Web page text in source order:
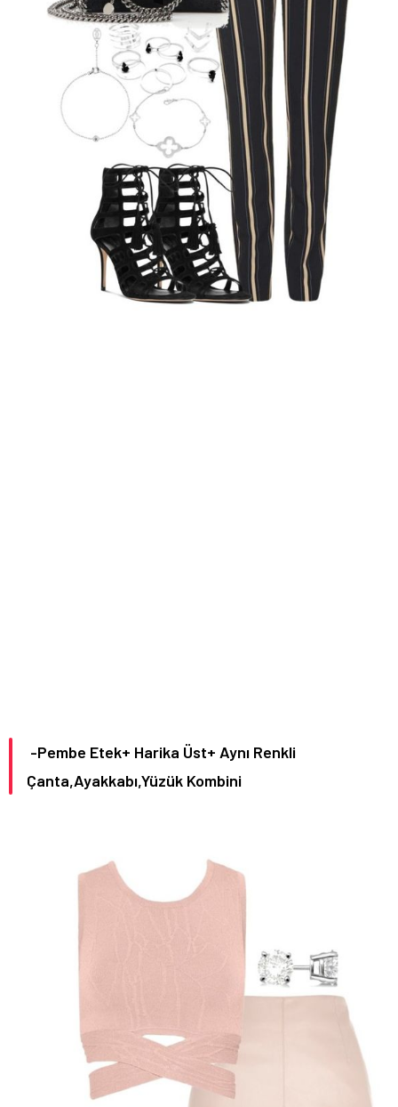
-Pembe Etek+ Harika Üst+ Aynı Renkli
Çanta,Ayakkabı,Yüzük Kombini